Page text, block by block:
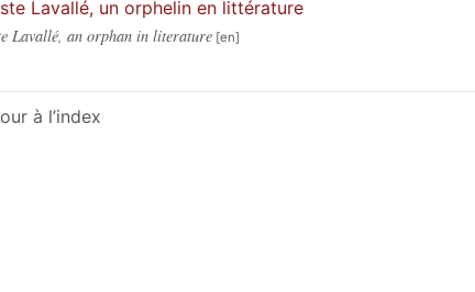
Lavallé, un orphelin en littérature
Lavallé, an orphan in literature
à l’index